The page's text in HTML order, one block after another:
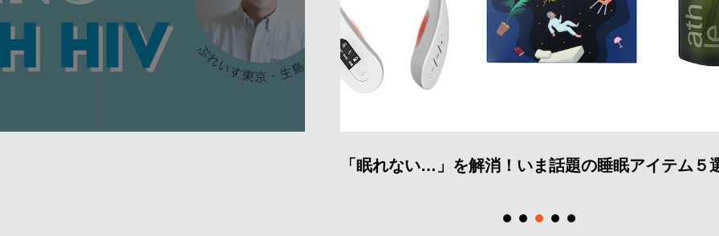
「眠れない…」を解消！いま話題の睡眠アイテム５